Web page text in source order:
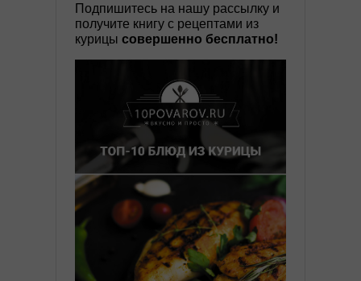
Подпишитесь на нашу рассылку и
получите книгу с рецептами из
курицы совершенно бесплатно!